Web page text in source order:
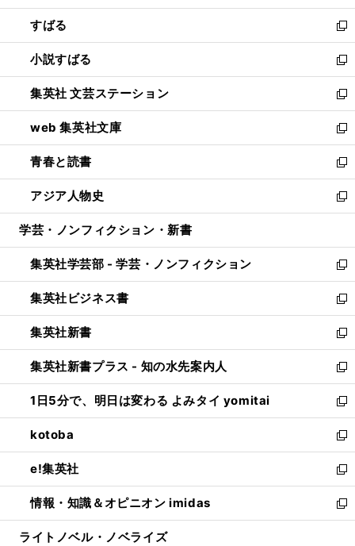
開
く
ウ
で
開
く
ン
ド
ウ
で
開
く
すばる
新
し
い
ウ
ィ
ン
ド
ウ
で
開
く
小説すばる
新
し
い
ウ
ィ
ン
ド
ウ
で
開
集英社 文芸ステーション
新
し
い
ウ
ィ
ン
ド
ウ
開
く
web 集英社文庫
新
し
い
ウ
ィ
ン
ウ
で
開
く
青春と読書
新
し
い
ウ
ン
ド
ウ
で
開
く
アジア人物史
新
し
ウ
ィ
ン
ド
ウ
で
開
く
学芸・ノンフィクション・新書
集英社学芸部 - 学芸・ノンフィクション
新
し
い
ウ
ィ
ン
ド
ウ
で
開
く
集英社ビジネス書
新
し
い
ウ
ィ
ン
ド
ウ
で
開
く
集英社新書
新
し
い
ウ
ィ
ン
ド
ウ
で
開
く
集英社新書プラス - 知の水先案内人
新
し
い
ウ
ィ
ン
ド
ウ
で
開
1日5分で、明日は変わる よみタイ yomitai
新
し
い
ウ
ィ
ン
ド
ウ
kotoba
新
し
い
ウ
ィ
ン
e!集英社
新
し
い
ウ
情報・知識＆オピニオン imidas
新
し
ライトノベル・ノベライズ